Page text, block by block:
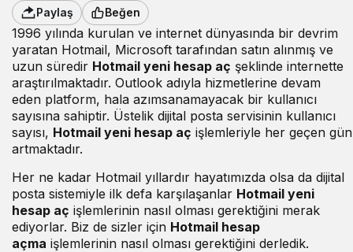
Paylaş Beğen
1996 yılında kurulan ve internet dünyasında bir devrim
yaratan Hotmail, Microsoft tarafından satın alınmış ve
uzun süredir Hotmail yeni hesap aç şeklinde internette
araştırılmaktadır. Outlook adıyla hizmetlerine devam
eden platform, hala azımsanamayacak bir kullanıcı
sayısına sahiptir. Üstelik dijital posta servisinin kullanıcı
sayısı, Hotmail yeni hesap aç işlemleriyle her geçen gün
artmaktadır.
Her ne kadar Hotmail yıllardır hayatımızda olsa da dijital
posta sistemiyle ilk defa karşılaşanlar Hotmail yeni
hesap aç işlemlerinin nasıl olması gerektiğini merak
ediyorlar. Biz de sizler için Hotmail hesap
açma işlemlerinin nasıl olması gerektiğini derledik.